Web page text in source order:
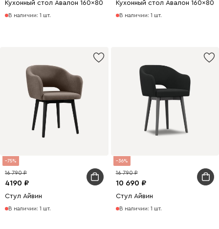
Кухонный стол Авалон 160x80 раскладной Белый/Натуральный
В наличии: 1 шт.
Кухонный стол Авалон
В наличии: 1 шт.
75
4190
16 790
Стул Айвин
В наличии: 1 шт.
36
10 690
16 790
Стул Айвин
В наличии: 1 шт.